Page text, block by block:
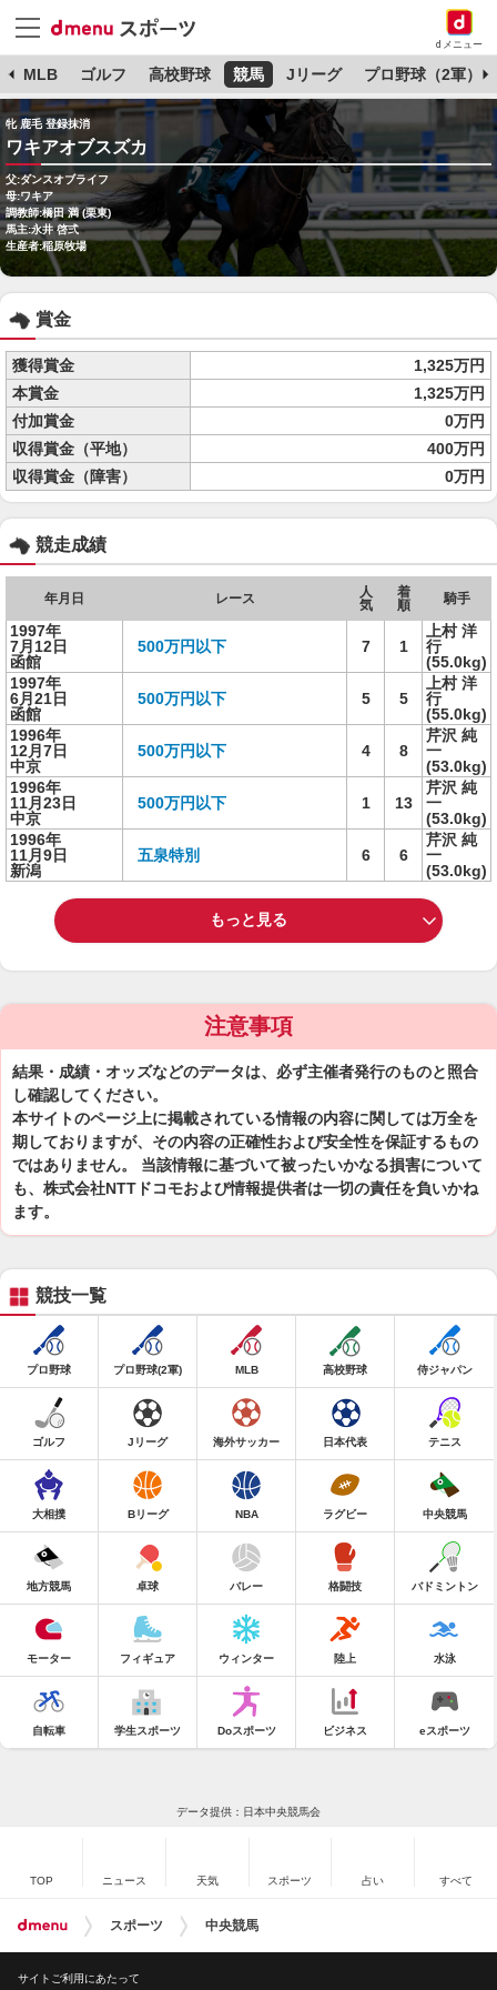
dメニュー
MLB ゴルフ 高校野球 競馬 Jリーグ プロ野球（2軍）
牝 鹿毛 登録抹消
ワキアオブスズカ
父:ダンスオブライフ
母:ワキア
調教師:橋田 満 (栗東)
馬主:永井 啓弍
生産者:稲原牧場
賞金
獲得賞金
1,325万円
本賞金
1,325万円
付加賞金
0万円
収得賞金（平地）
400万円
収得賞金（障害）
0万円
競走成績
年月日 レース
人
気
着
順
騎手
1997年
7月12日
函館
500万円以下 7 1
上村 洋
行
(55.0kg)
1997年
6月21日
函館
500万円以下 5 5
上村 洋
行
(55.0kg)
1996年
12月7日
中京
500万円以下 4 8
芹沢 純
一
(53.0kg)
1996年
11月23日
中京
500万円以下 1 13
芹沢 純
一
(53.0kg)
1996年
11月9日
新潟
五泉特別 6 6
芹沢 純
一
(53.0kg)
もっと見る
注意事項
結果・成績・オッズなどのデータは、必ず主催者発行のものと照合
し確認してください。
本サイトのページ上に掲載されている情報の内容に関しては万全を
期しておりますが、その内容の正確性および安全性を保証するもの
ではありません。 当該情報に基づいて被ったいかなる損害について
も、株式会社NTTドコモおよび情報提供者は一切の責任を負いかね
ます。
競技一覧
プロ野球 プロ野球(2軍) MLB 高校野球 侍ジャパン
ゴルフ Jリーグ 海外サッカー 日本代表 テニス
大相撲 Bリーグ NBA ラグビー 中央競馬
地方競馬 卓球 バレー 格闘技 バドミントン
モーター フィギュア ウィンター 陸上 水泳
自転車 学生スポーツ Doスポーツ ビジネス eスポーツ
データ提供：日本中央競馬会
TOP ニュース 天気 スポーツ 占い すべて
スポーツ 中央競馬
サイトご利用にあたって